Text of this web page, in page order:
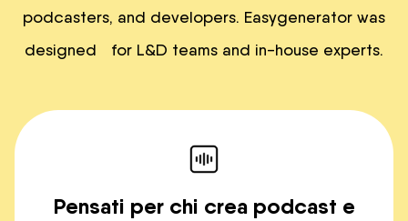
podcasters, and developers. Easygenerator was
designed for L&D teams and in-house experts.
Pensati per chi crea podcast e